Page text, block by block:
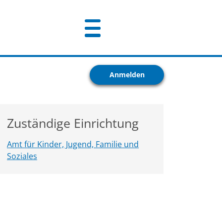
Anmelden
Zuständige Einrichtung
Amt für Kinder, Jugend, Familie und
Soziales